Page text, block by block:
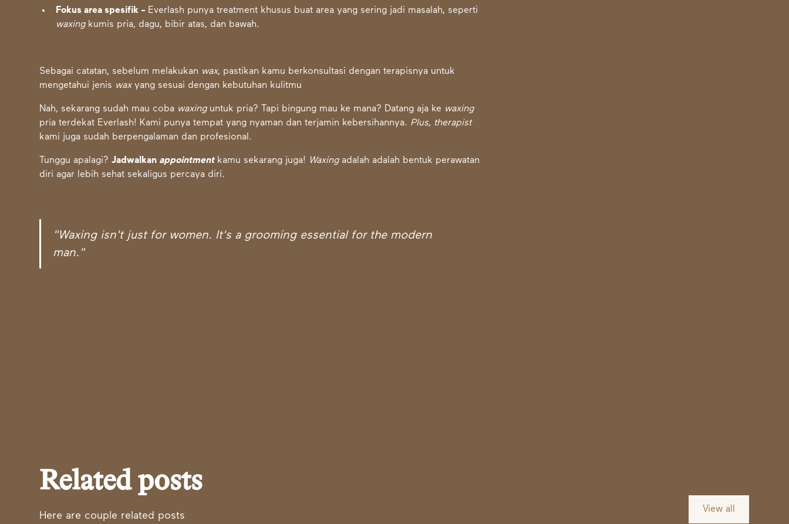
Fokus area spesifik - Everlash punya treatment khusus buat area yang sering jadi masalah, seperti
waxingkumis pria, dagu, bibir atas, dan bawah.
Sebagai catatan, sebelum melakukan wax, pastikan kamu berkonsultasi dengan terapisnya untuk
mengetahui jenis waxyang sesuai dengan kebutuhan kulitmu
Nah, sekarang sudah mau coba waxinguntuk pria? Tapi bingung mau ke mana? Datang aja ke waxing
pria terdekat Everlash! Kami punya tempat yang nyaman dan terjamin kebersihannya. Plus, therapist
kami juga sudah berpengalaman dan profesional.
Tunggu apalagi?Jadwalkan appointmentkamu sekarang juga! Waxingadalah adalah bentuk perawatan
diri agar lebih sehat sekaligus percaya diri.
"Waxing isn't just for women. It's a grooming essential for the modern
man."
Related posts
Here are couple related posts
View all